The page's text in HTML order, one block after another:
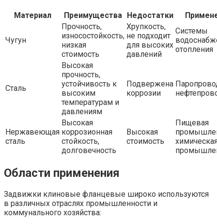
Материал Преимущества Недостатки
Чугун
Прочность,
износостойкость,
низкая
стоимость
Хрупкость,
не подходит
для высоких
давлений
Системы
отопления
Сталь
Высокая
прочность,
устойчивость к
высоким
температурам и
давлениям
Подвержена
коррозии
Нержавеющая
сталь
Высокая
коррозионная
стойкость,
долговечность
Высокая
стоимость
Пищевая
Области применения
Задвижки клиновые фланцевые широко используются
в различных отраслях промышленности и
коммунального хозяйства: